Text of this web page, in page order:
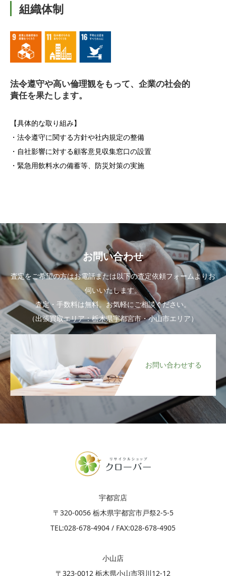
組織体制
法令遵守や高い倫理観をもって、企業の社会的
責任を果たします。
【具体的な取り組み】
・法令遵守に関する方針や社内規定の整備
・自社影響に対する顧客意見収集窓口の設置
・緊急用飲料水の備蓄等、防災対策の実施
お問い合わせ
査定をご希望の方はお電話または以下の査定依頼フォームよりお
伺いいたします。
査定・手数料は無料。お気軽にご相談ください。
（出張買取エリア：栃木県宇都宮市・小山市エリア）
お問い合わせする
宇都宮店
〒320-0056 栃木県宇都宮市戸祭2-5-5
​TEL:028-678-4904 / FAX:028-678-4905
小山店
〒323-0012 栃木県小山市羽川12-12